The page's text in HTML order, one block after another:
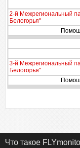
2-й Межрегиональный
Белогорья"
3-й Межрегиональный
Белогорья"
Что такое